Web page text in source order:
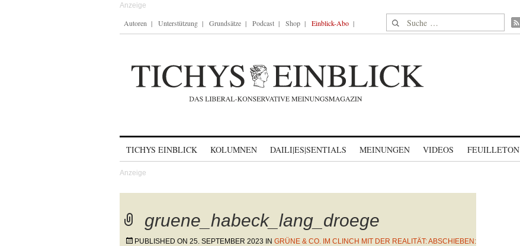
Autoren Unterstützung Grundsätze Podcast Shop Einblick-Abo Suche nach:
TICHYS EINBLICK KOLUMNEN DAILI|ES|SENTIALS MEINUNGEN VIDEOS FEUILLETON
gruene_habeck_lang_droege
PUBLISHED ON 25. SEPTEMBER 2023 IN GRÜNE & CO. IM CLINCH MIT DER REALITÄT: ABSCHIEBEN: